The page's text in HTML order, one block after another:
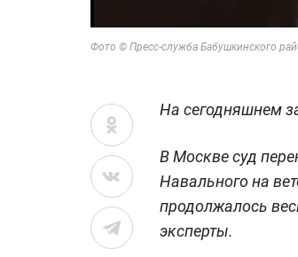
Фото © Пресс-служба Бабушкинского
На сегодняшнем
В Москве суд
Навального на
продолжалось
эксперты.